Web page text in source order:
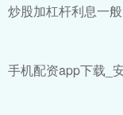
炒股加杠杆利息一
手机配资app下载_